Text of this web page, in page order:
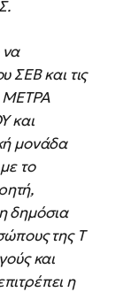
ΣΕΒ και τις
ΜΕΤΡΑ
και
μονάδα
το
δημόσια
της Τ
και
η